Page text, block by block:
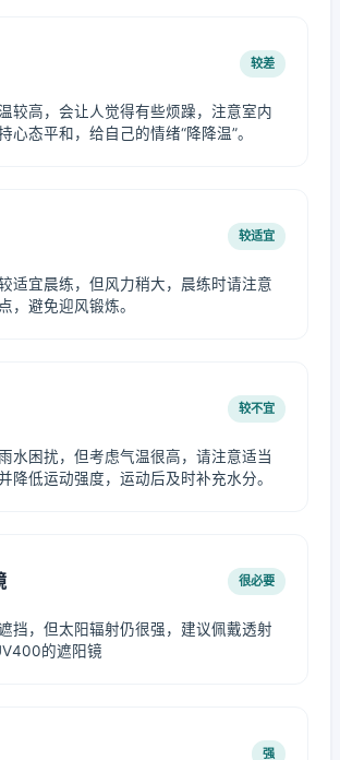
较差
较高，会让人觉得有些烦躁，注意室内
心态平和，给自己的情绪“降降温”。
较适宜
适宜晨练，但风力稍大，晨练时请注意
，避免迎风锻炼。
较不宜
水困扰，但考虑气温很高，请注意适当
降低运动强度，运动后及时补充水分。
很必要
挡，但太阳辐射仍很强，建议佩戴透射
的遮阳镜
强